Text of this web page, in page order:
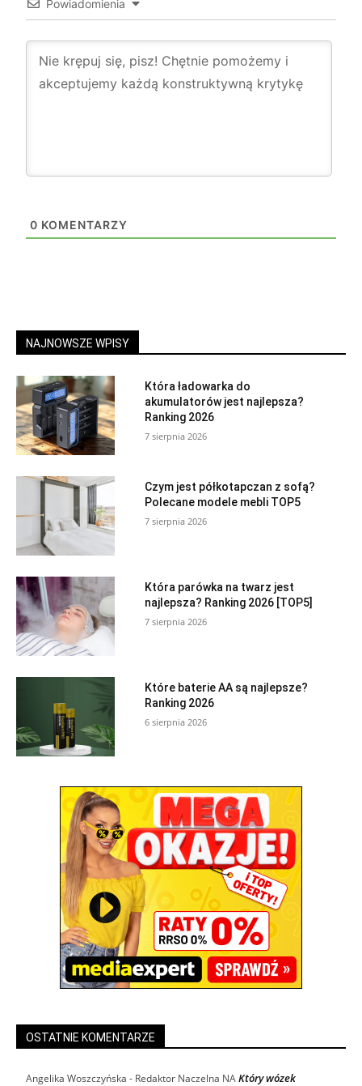
Powiadomienia
0 KOMENTARZY
NAJNOWSZE WPISY
Która ładowarka do
akumulatorów jest najlepsza?
Ranking 2026
7 sierpnia 2026
Czym jest półkotapczan z sofą?
Polecane modele mebli TOP5
7 sierpnia 2026
Która parówka na twarz jest
najlepsza? Ranking 2026 [TOP5]
7 sierpnia 2026
Które baterie AA są najlepsze?
Ranking 2026
6 sierpnia 2026
OSTATNIE KOMENTARZE
Angelika Woszczyńska - Redaktor Naczelna NAKtóry wózek